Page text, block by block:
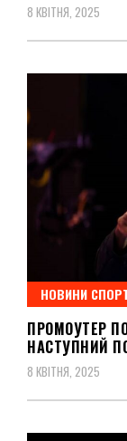
8 КВІТНЯ, 2025
НОВИНИ
ПРОМОУТЕР
НАСТУПНИЙ
8 КВІТНЯ, 2025